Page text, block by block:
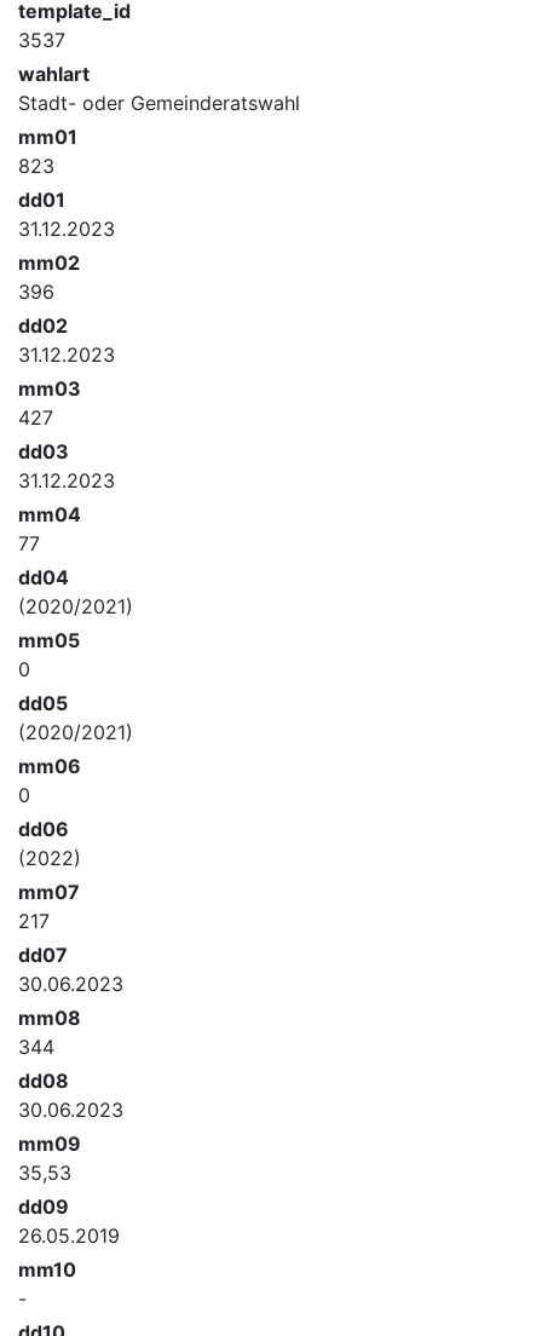
template_id
3537
wahlart
Stadt- oder Gemeinderatswahl
mm01
823
dd01
31.12.2023
mm02
396
dd02
31.12.2023
mm03
427
dd03
31.12.2023
mm04
77
dd04
(2020/2021)
mm05
0
dd05
(2020/2021)
mm06
0
dd06
(2022)
mm07
217
dd07
30.06.2023
mm08
344
dd08
30.06.2023
mm09
35,53
dd09
26.05.2019
mm10
-